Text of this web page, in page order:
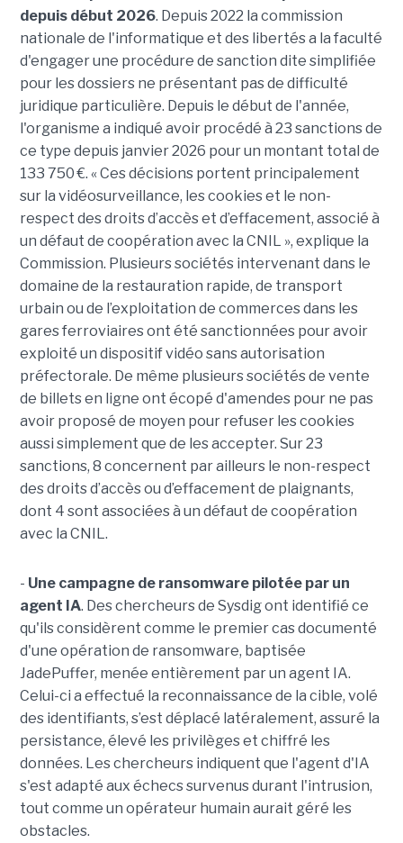
depuis début 2026. Depuis 2022 la commission
nationale de l'informatique et des libertés a la faculté
d'engager une procédure de sanction dite simplifiée
pour les dossiers ne présentant pas de difficulté
juridique particulière. Depuis le début de l'année,
l'organisme a indiqué avoir procédé à 23 sanctions de
ce type depuis janvier 2026 pour un montant total de
133 750 €. « Ces décisions portent principalement
sur la vidéosurveillance, les cookies et le non-
respect des droits d’accès et d’effacement, associé à
un défaut de coopération avec la CNIL », explique la
Commission. Plusieurs sociétés intervenant dans le
domaine de la restauration rapide, de transport
urbain ou de l’exploitation de commerces dans les
gares ferroviaires ont été sanctionnées pour avoir
exploité un dispositif vidéo sans autorisation
préfectorale. De même plusieurs sociétés de vente
de billets en ligne ont écopé d'amendes pour ne pas
avoir proposé de moyen pour refuser les cookies
aussi simplement que de les accepter. Sur 23
sanctions, 8 concernent par ailleurs le non-respect
des droits d’accès ou d’effacement de plaignants,
dont 4 sont associées à un défaut de coopération
avec la CNIL.
- Une campagne de ransomware pilotée par un
agent IA. Des chercheurs de Sysdig ont identifié ce
qu'ils considèrent comme le premier cas documenté
d'une opération de ransomware, baptisée
JadePuffer, menée entièrement par un agent IA.
Celui-ci a effectué la reconnaissance de la cible, volé
des identifiants, s’est déplacé latéralement, assuré la
persistance, élevé les privilèges et chiffré les
données. Les chercheurs indiquent que l'agent d'IA
s'est adapté aux échecs survenus durant l'intrusion,
tout comme un opérateur humain aurait géré les
obstacles.